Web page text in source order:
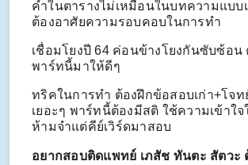
คำในตารางไม่เหมือนในบทความแบบ
ต้องอาศัยความรอบคอบในการทำ
เชื่อมโยงปี 64 ค่อนข้างโยงกันซับซ้อน
พาร์ทนี้มาให้ดีๆ
ทริคในการทำ ต้องฝึกข้อสอบเก่า+โจท
เยอะๆ พาร์ทนี้ต้องมีสติ ใช้ความเข้าใ
ห้ามจำแต่คีย์เวิร์ดมาสอบ
อยากสอบติดแพทย์ เภสัช ทันตะ สัตวะ